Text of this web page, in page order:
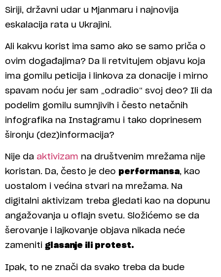
Siriji, državni udar u Mjanmaru i najnovija
eskalacija rata u Ukrajini.
Ali kakvu korist ima samo ako se samo priča o
ovim događajima? Da li retvitujem objavu koja
ima gomilu peticija i linkova za donacije i mirno
spavam noću jer sam „odradio“ svoj deo? Ili da
podelim gomilu sumnjivih i često netačnih
infografika na Instagramu i tako doprinesem
šironju (dez)informacija?
Nije da aktivizam na društvenim mrežama nije
koristan. Da, često je deo performansa, kao
uostalom i većina stvari na mrežama. Na
digitalni aktivizam treba gledati kao na dopunu
angažovanja u oflajn svetu. Složićemo se da
šerovanje i lajkovanje objava nikada neće
zameniti glasanje ili protest.
Ipak, to ne znači da svako treba da bude